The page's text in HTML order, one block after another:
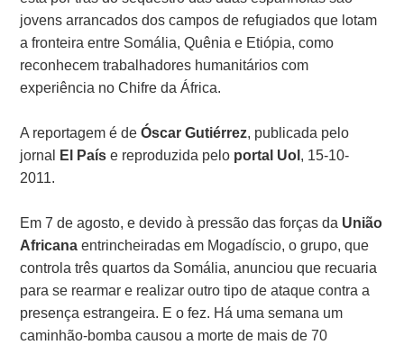
jovens arrancados dos campos de refugiados que lotam
a fronteira entre Somália, Quênia e Etiópia, como
reconhecem trabalhadores humanitários com
experiência no Chifre da África.
A reportagem é deÓscar Gutiérrez, publicada pelo
jornal
El País e reproduzida pelo portal Uol , 15-10-
2011.
Em 7 de agosto, e devido à pressão das forças da União
Africana entrincheiradas em Mogadíscio, o grupo, que
controla três quartos da Somália, anunciou que recuaria
para se rearmar e realizar outro tipo de ataque contra a
presença estrangeira. E o fez. Há uma semana um
caminhão-bomba causou a morte de mais de 70